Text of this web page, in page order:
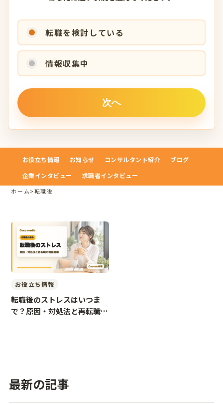
転職を検討している
情報収集中
お役立ち情報 お知らせ コンサルタント紹介
ブログ
企業インタビュー
求職者インタビュー
ホーム>転職後
お役立ち情報
転職後のストレスはいつま
で？原因・対処法と再転職の
最新の記事